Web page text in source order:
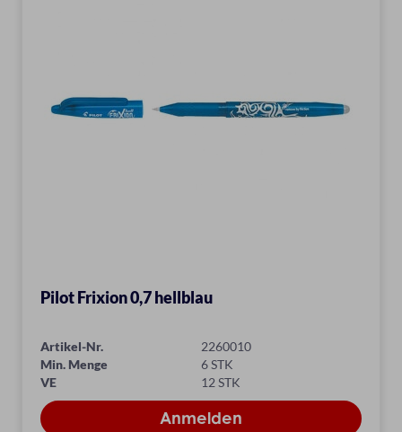
Pilot Frixion 0,7 hellblau
Artikel-Nr.
2260010
Min. Menge
6 STK
VE
12 STK